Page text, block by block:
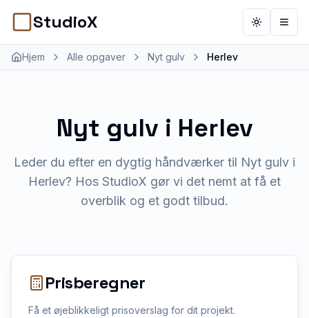
StudioX ToggleÅbn
Hjem Alle opgaver Nyt gulv Herlev
Nyt gulv i Herlev
Leder du efter en dygtig håndværker til Nyt gulv i
Herlev? Hos StudioX gør vi det nemt at få et
overblik og et godt tilbud.
Prisberegner
Få et øjeblikkeligt prisoverslag for dit projekt.